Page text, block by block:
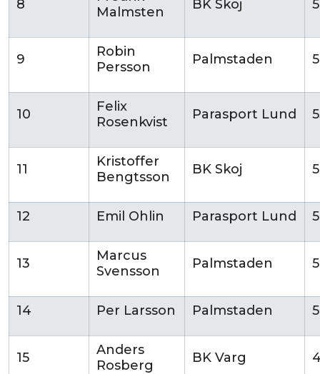
8
Malmsten
BK Skoj
9
Robin
Persson
Palmstaden
10
Felix
Rosenkvist
Parasport Lund
11
Kristoffer
Bengtsson
BK Skoj
12 Emil Ohlin Parasport Lund
13
Marcus
Svensson
Palmstaden
14 Per Larsson Palmstaden
15
Anders
Rosberg
BK Varg